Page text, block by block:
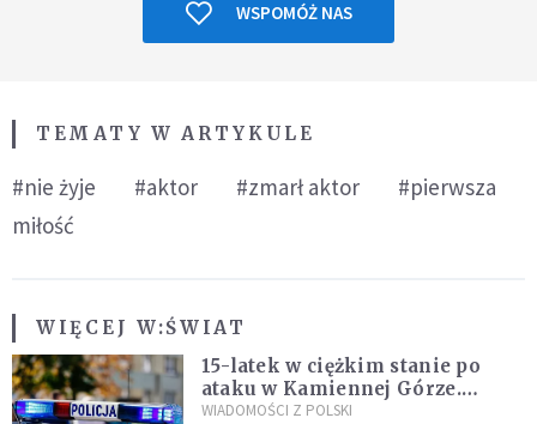
WSPOMÓŻ NAS
TEMATY W ARTYKULE
#nie żyje #aktor #zmarł aktor
#pierwsza
miłość
WIĘCEJ W:ŚWIAT
15-latek w ciężkim stanie po
ataku w Kamiennej Górze.
Policja zatrzymała dwóch
WIADOMOŚCI Z POLSKI